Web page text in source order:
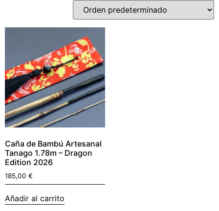
Caña de Bambú Artesanal
Tanago 1.78m – Dragon
Edition 2026
185,00 €
Añadir al carrito